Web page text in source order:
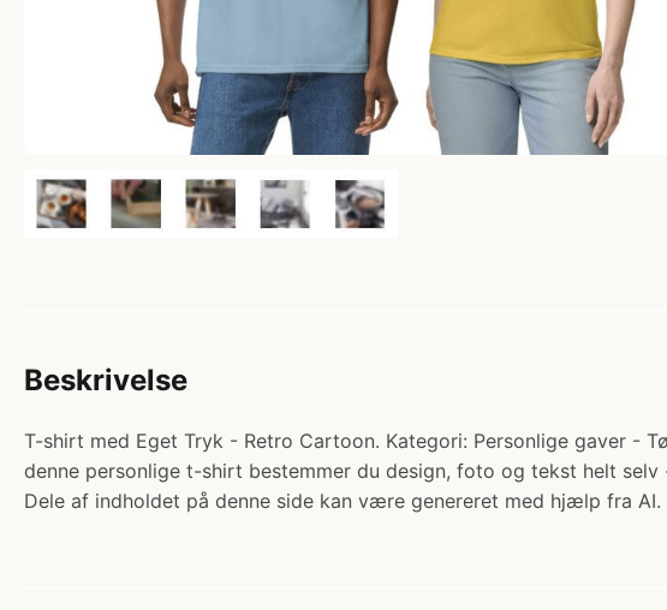
Beskrivelse
T-shirt med Eget Tryk - Retro Cartoon. Kategori: Personlige gaver -
denne personlige t-shirt bestemmer du design, foto og tekst helt
Dele af indholdet på denne side kan være genereret med hjælp fra AI.